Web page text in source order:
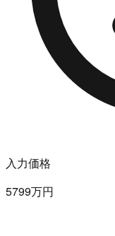
入力価格
5799万円